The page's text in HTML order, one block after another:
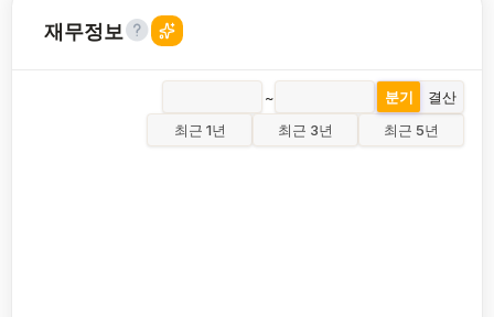
재무정보
~ 분기
결산
최근 1년
최근 3년 최근 5년